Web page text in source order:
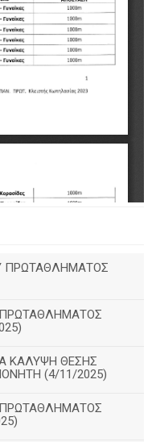
ΠΡΩΤΑΘΛΗΜΑΤΟΣ
ΚΑΛΥΨΗ ΘΕΣΗΣ
(4/11/2025)